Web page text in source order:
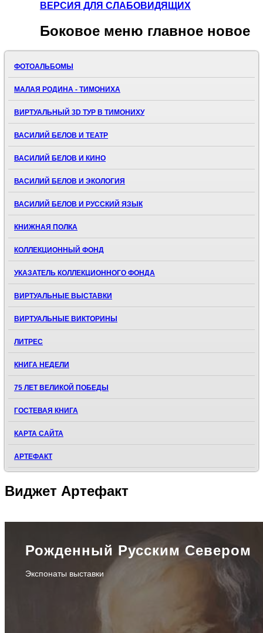
ВЕРСИЯ ДЛЯ СЛАБОВИДЯЩИХ
Боковое меню главное новое
ФОТОАЛЬБОМЫ
МАЛАЯ РОДИНА - ТИМОНИХА
ВИРТУАЛЬНЫЙ 3D ТУР В ТИМОНИХУ
ВАСИЛИЙ БЕЛОВ И ТЕАТР
ВАСИЛИЙ БЕЛОВ И КИНО
ВАСИЛИЙ БЕЛОВ И ЭКОЛОГИЯ
ВАСИЛИЙ БЕЛОВ И РУССКИЙ ЯЗЫК
КНИЖНАЯ ПОЛКА
КОЛЛЕКЦИОННЫЙ ФОНД
УКАЗАТЕЛЬ КОЛЛЕКЦИОННОГО ФОНДА
ВИРТУАЛЬНЫЕ ВЫСТАВКИ
ВИРТУАЛЬНЫЕ ВИКТОРИНЫ
ЛИТРЕС
КНИГА НЕДЕЛИ
75 ЛЕТ ВЕЛИКОЙ ПОБЕДЫ
ГОСТЕВАЯ КНИГА
КАРТА САЙТА
АРТЕФАКТ
Виджет Артефакт
Рожденный Русским Севером
Экспонаты выставки